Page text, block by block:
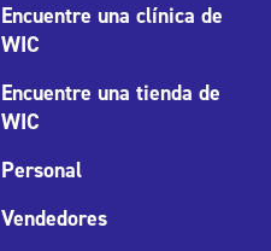
Encuentre una clínica de
WIC
Encuentre una tienda de
WIC
Personal
Vendedores